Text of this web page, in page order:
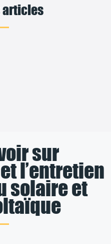
articles
sur
l’entretien
solaire et